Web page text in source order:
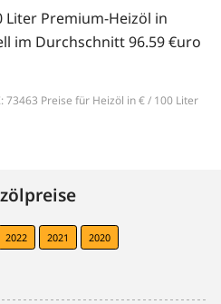
Liter Premium-Heizöl in
im Durchschnitt 96.59 €uro
73463 Preise für Heizöl in € / 100 Liter
2022 2021
2020